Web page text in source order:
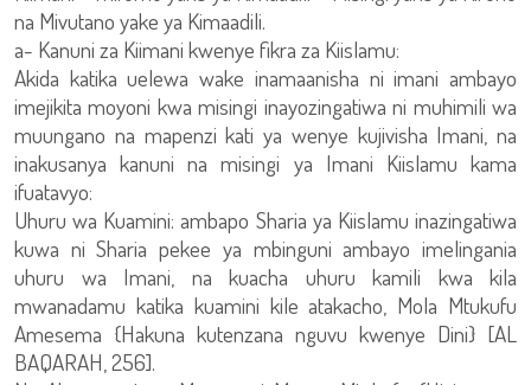
na Mivutano yake ya Kimaadili.
a- Kanuni za Kiimani kwenye fikra za Kiislamu:
Akida katika uelewa wake inamaanisha ni imani ambayo
imejikita moyoni kwa misingi inayozingatiwa ni muhimili wa
muungano na mapenzi kati ya wenye kujivisha Imani, na
inakusanya kanuni na misingi ya Imani Kiislamu kama
ifuatavyo:
Uhuru wa Kuamini: ambapo Sharia ya Kiislamu inazingatiwa
kuwa ni Sharia pekee ya mbinguni ambayo imelingania
uhuru wa Imani, na kuacha uhuru kamili kwa kila
mwanadamu katika kuamini kile atakacho, Mola Mtukufu
Amesema {Hakuna kutenzana nguvu kwenye Dini} [AL
BAQARAH, 256].